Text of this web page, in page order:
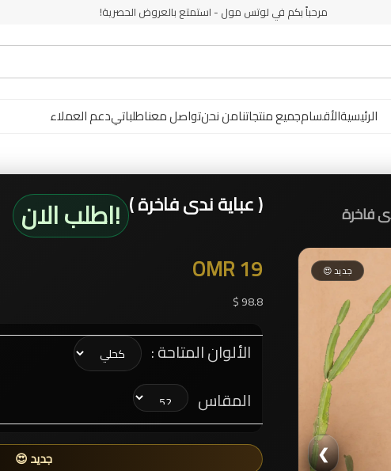
مرحباً بكم في لوتس مول - استمتع بالعروض الحصرية!
الرئيسيةالأقسامجميع منتجاتنامن نحنتواصل معناطلباتيدعم العملاء
فاخرة
جديد 😍
❯
( عباية ندى فاخرة ) !اطلب الان
OMR 19
98.8 $
الألوان المتاحة :
المقاس
جديد 😍